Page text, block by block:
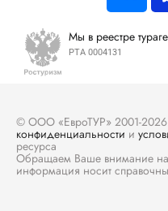
Мы в реестре
РТА 0004131
© ООО «ЕвроТУР» 2001-
конфиденциальности и
ресурса
Обращаем Ваше внимание на
информация носит